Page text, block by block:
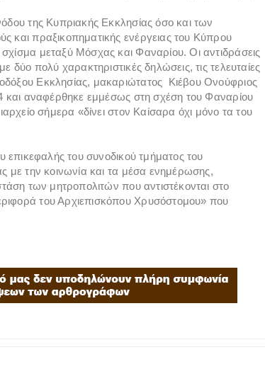
της Κυπριακής Εκκλησίας όσο και των
και πραξικοπηματικής ενέργειας του Κύπρου
μεταξύ Μόσχας και Φαναρίου. Οι αντιδράσεις
δύο πολύ χαρακτηριστικές δηλώσεις, τις τελευταίες
Εκκλησίας, μακαριώτατος Κιέβου Ονούφριος
και αναφέρθηκε εμμέσως στη σχέση του Φαναρίου
σήμερα «δίνει στον Καίσαρα όχι μόνο τα του
του συνοδικού τμήματος του
με την κοινωνία και τα μέσα ενημέρωσης,
των μητροπολιτών που αντιστέκονται στο
του Αρχιεπισκόπου Χρυσόστομου» που